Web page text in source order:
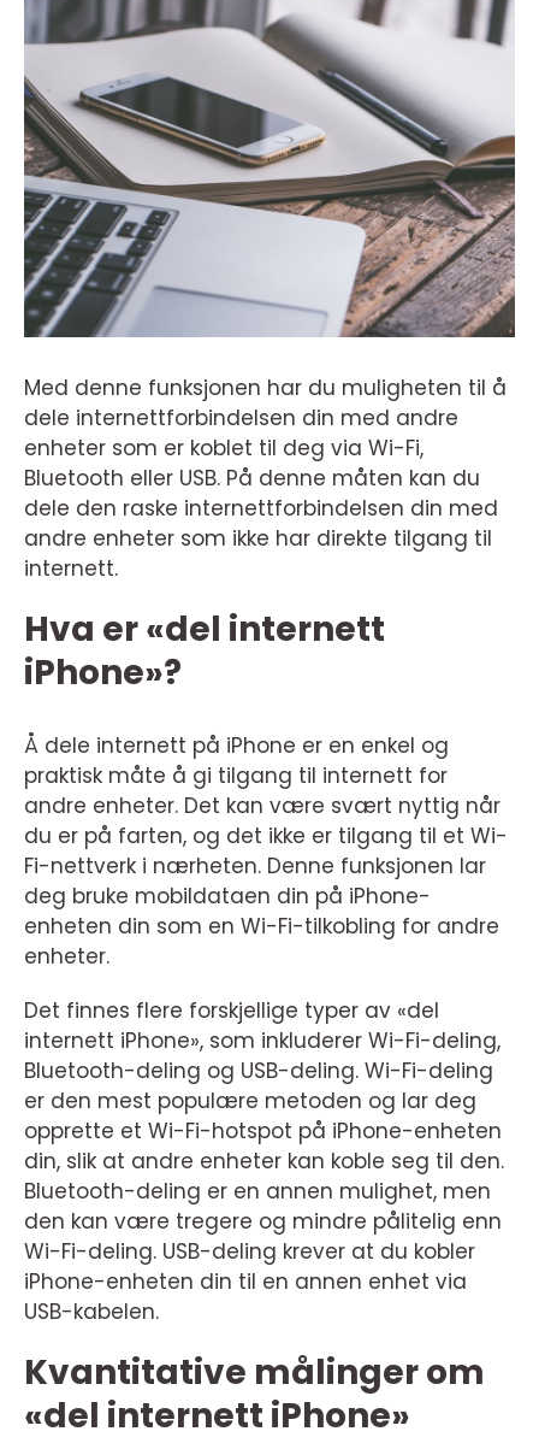
Med denne funksjonen har du muligheten til å
dele internettforbindelsen din med andre
enheter som er koblet til deg via Wi-Fi,
Bluetooth eller USB. På denne måten kan du
dele den raske internettforbindelsen din med
andre enheter som ikke har direkte tilgang til
internett.
Hva er «del internett
iPhone»?
Å dele internett på iPhone er en enkel og
praktisk måte å gi tilgang til internett for
andre enheter. Det kan være svært nyttig når
du er på farten, og det ikke er tilgang til et Wi-
Fi-nettverk i nærheten. Denne funksjonen lar
deg bruke mobildataen din på iPhone-
enheten din som en Wi-Fi-tilkobling for andre
enheter.
Det finnes flere forskjellige typer av «del
internett iPhone», som inkluderer Wi-Fi-deling,
Bluetooth-deling og USB-deling. Wi-Fi-deling
er den mest populære metoden og lar deg
opprette et Wi-Fi-hotspot på iPhone-enheten
din, slik at andre enheter kan koble seg til den.
Bluetooth-deling er en annen mulighet, men
den kan være tregere og mindre pålitelig enn
Wi-Fi-deling. USB-deling krever at du kobler
iPhone-enheten din til en annen enhet via
USB-kabelen.
Kvantitative målinger om
«del internett iPhone»